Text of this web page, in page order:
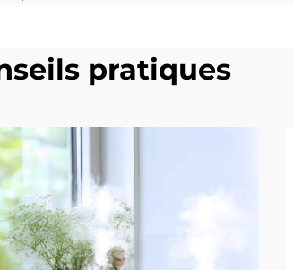
pratiques